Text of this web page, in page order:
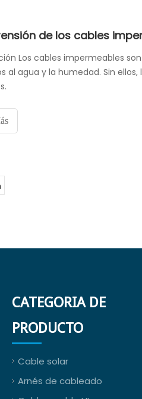
Los cables impermeables
al agua y la humedad. Sin
CATEGORIA DE
PRODUCTO
Cable solar
Arnés de cableado